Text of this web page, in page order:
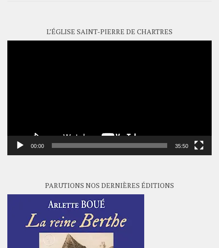
L’ÉGLISE SAINT-PIERRE DE CHARTRES
00:00 35:50
PARUTIONS NOS DERNIÈRES ÉDITIONS